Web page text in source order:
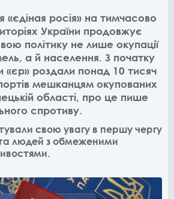
«єдіная росія» на тимчасово
України продовжує
політику не лише окупації
а й населення. З початку
«єр» роздали понад 10 тисяч
мешканцям окупованих
області, про це пише
спротиву.
свою увагу в першу чергу
людей з обмеженими